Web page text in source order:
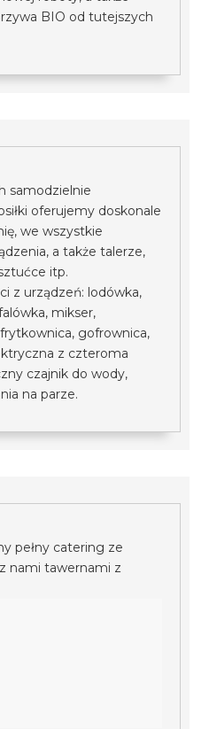
BIO od tutejszych
samodzielnie
oferujemy doskonale
we wszystkie
a także talerze,
itp.
z urządzeń: lodówka,
mikser,
gofrownica,
z czteroma
czajnik do wody,
na parze.
pełny catering ze
nami tawernami z